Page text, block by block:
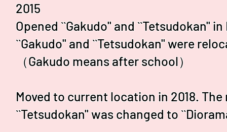
2015
Opened ``Gakudo'' and ``Tetsudokan''
``Gakudo'' and ``Tetsudokan'' were
（Gakudo means after school）
Moved to current location in 2018. The
``Tetsudokan'' was changed to